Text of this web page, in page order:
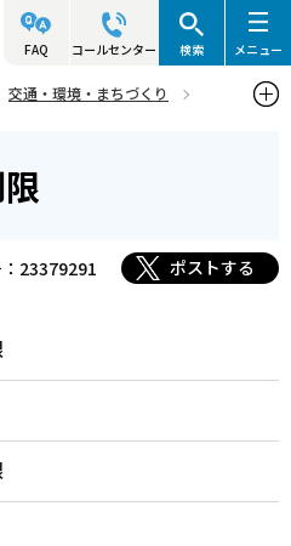
FAQ コールセンター 検索 メニュー
交通・環境・まちづくり
23379291 ポストする